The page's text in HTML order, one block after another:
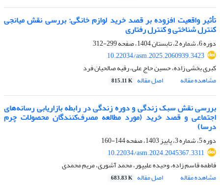
تأثیر واقعیت افزوده بر قصد خرید لوازم خانگی: بررسی نقش میانجی
کنترل شناختی و کنترل رفتاری
دوره 6، شماره 2، تابستان 1404، صفحه
299-312
10.22034/asm.2025.2060939.3423
کبری بخشی زاده، حسین حاج علی، رقیه صالحیان فرد
مشاهده مقاله
اصل مقاله 815.11 K
بررسی نقش سبک زندگی و دوره زندگی در رابطه بازاریابی رسانه‌های
اجتماعی و قصد خرید (مورد مطالعه مصرف‌کنندگان محصولات چرم
درسا)
دوره 5، شماره 3، پاییز 1403، صفحه
144-160
10.22034/asm.2024.2045367.3311
فاطمه قاسم زاده، وحیده علیپور، محمد آشوری، مریم محمدی
مشاهده مقاله
اصل مقاله 683.83 K